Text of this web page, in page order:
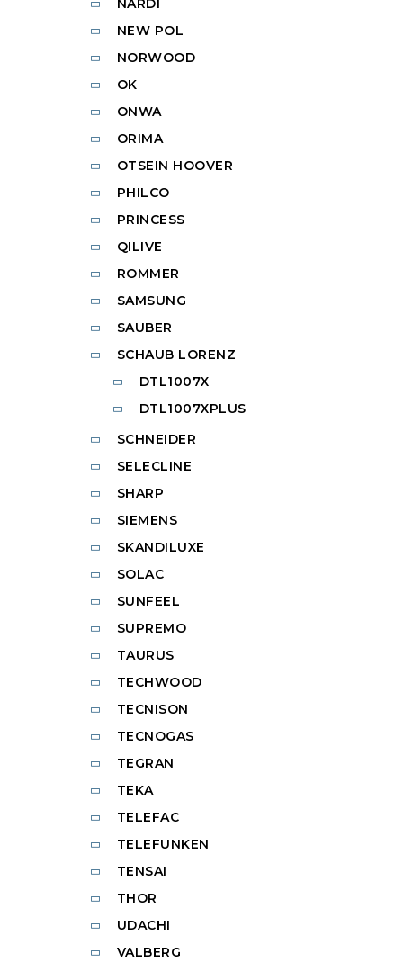
NARDI
NEW POL
NORWOOD
OK
ONWA
ORIMA
OTSEIN HOOVER
PHILCO
PRINCESS
QILIVE
ROMMER
SAMSUNG
SAUBER
SCHAUB LORENZ
DTL1007X
DTL1007XPLUS
SCHNEIDER
SELECLINE
SHARP
SIEMENS
SKANDILUXE
SOLAC
SUNFEEL
SUPREMO
TAURUS
TECHWOOD
TECNISON
TECNOGAS
TEGRAN
TEKA
TELEFAC
TELEFUNKEN
TENSAI
THOR
UDACHI
VALBERG